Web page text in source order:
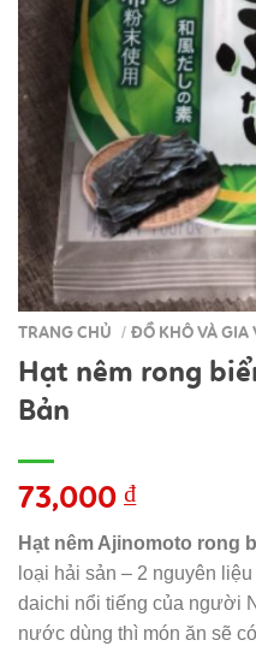
TRANG CHỦ / ĐỒ KHÔ VÀ GIA
Hạt nêm rong
Bản
73,000 ₫
Hạt nêm Ajinomoto rong
loại hải sản – 2 nguyên
daichi nổi tiếng của người
nước dùng thì món ăn sẽ